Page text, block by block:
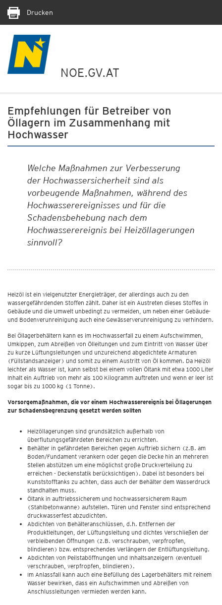
Drucken
NOE.GV.AT
Empfehlungen für Betreiber von
Öllagern im Zusammenhang mit
Hochwasser
Welche Maßnahmen zur Verbesserung
der Hochwassersicherheit sind als
vorbeugende Maßnahmen, während des
Hochwasserereignisses und für die
Schadensbehebung nach dem
Hochwasserereignis bei Heizöllagerungen
sinnvoll?
Heizöl ist ein vielgenutzter Energieträger, der allerdings auch zu den
wassergefährdenden Stoffen zählt. Daher ist ein Austreten dieses Stoffes in
Gebäude und die Umwelt unbedingt zu vermeiden, um neben einer Gebäude-
und Bodenverunreinigung auch eine Gewässerverunreinigung zu verhindern.
Bei Öllagerbehältern kann es im Hochwasserfall zu einem Aufschwimmen,
Umkippen, zum Abreißen von Ölleitungen und zum Eintritt von Wasser über
zu kurze Lüftungsleitungen und unzureichend abgedichtete Armaturen
(Füllstandsanzeiger) und somit zu einem Austritt von Öl kommen. Da Heizöl
leichter als Wasser ist, kann selbst bei einem vollen Öltank mit etwa 1000 Liter
Inhalt ein Auftrieb von mehr als 100 Kilogramm auftreten und wenn er leer ist
sogar bis zu 1000 kg (1 Tonne).
Vorsorgemaßnahmen, die vor einem Hochwasserereignis bei Öllagerungen
zur Schadensbegrenzung gesetzt werden sollten
Heizöllagerungen sind grundsätzlich außerhalb von
überflutungsgefährdeten Bereichen zu errichten.
Behälter in gefährdeten Bereichen gegen Auftrieb sichern (z.B. am
Boden/Fundament verankern oder gegen die Decke hin an mehreren
Stellen abstützen um eine möglichst große Druckverteilung zu
erreichen - Deckenstatik berücksichtigen). Dabei ist besonders bei
Kunststofftanks zu achten, dass auch der Behälter dem Wasserdruck
standhalten muss.
Öltank in auftriebssicherem und hochwassersicherem Raum
(Stahlbetonwanne) aufstellen. Türen und Fenster sind entsprechend
druckwasserfest abzudichten.
Abdichten von Behälteranschlüssen, d.h. Entfernen der
Produktleitungen, der Lüftungsleitung und dichtes Verschließen der
verbleibenden Öffnungen (z.B. verschrauben, verpfropfen,
blindieren) bzw. entsprechendes Verlängern der Entlüftungsleitung.
Abdichten von Peilstaböffnungen und Inhaltsanzeigern (eventuell
verschrauben, verpfropfen, blindieren).
Im Anlassfall kann auch eine Befüllung des Lagerbehälters mit reinem
Wasser bewirken, dass ein Aufschwimmen und Abreißen von
Anschlussleitungen vermieden werden kann.